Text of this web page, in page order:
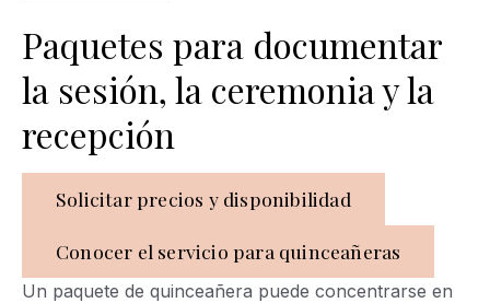
Paquetes para documentar
la sesión, la ceremonia y la
recepción
Solicitar precios y disponibilidad
Conocer el servicio para quinceañeras
Un paquete de quinceañera puede concentrarse en